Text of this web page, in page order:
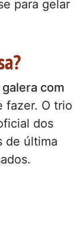
para gelar
com
fazer. O trio
dos
de última